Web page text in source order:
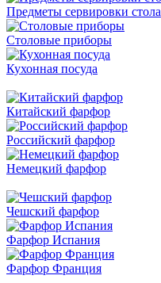
Предметы сервировки стола
Столовые приборы
Кухонная посуда
Китайский фарфор
Российский фарфор
Немецкий фарфор
Чешский фарфор
Фарфор Испания
Фарфор Франция